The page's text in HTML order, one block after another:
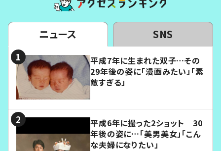
ニュース SNS
平成7年に生まれた双子…その
29年後の姿に「漫画みたい」「素
敵すぎる」
平成6年に撮った2ショット 30
年後の姿に…「美男美女」「こん
な夫婦になりたい」